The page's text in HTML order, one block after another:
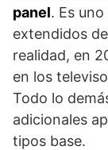
panel. Es
extendidos
realidad, en
en los
Todo lo
adicionales
tipos base.